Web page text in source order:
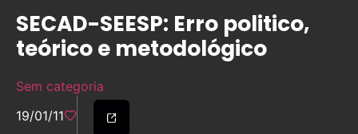
SECAD-SEESP: Erro politico,
teórico e metodológico
Sem categoria
19/01/11